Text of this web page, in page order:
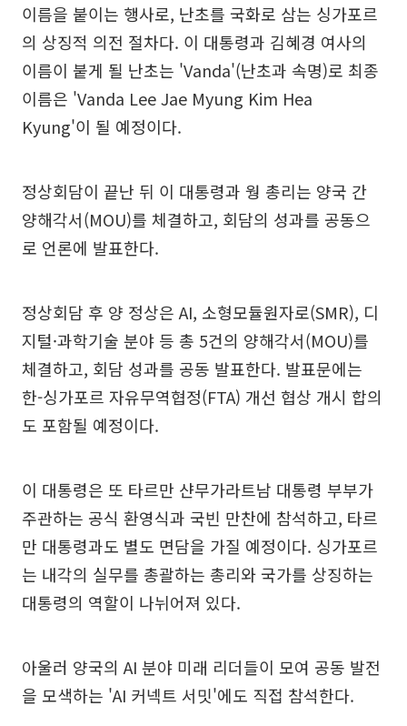
이름을 붙이는 행사로, 난초를 국화로 삼는 싱가포르
의 상징적 의전 절차다. 이 대통령과 김혜경 여사의
이름이 붙게 될 난초는 'Vanda'(난초과 속명)로 최종
이름은 'Vanda Lee Jae Myung Kim Hea
Kyung'이 될 예정이다.
정상회담이 끝난 뒤 이 대통령과 웡 총리는 양국 간
양해각서(MOU)를 체결하고, 회담의 성과를 공동으
로 언론에 발표한다.
정상회담 후 양 정상은 AI, 소형모듈원자로(SMR), 디
지털·과학기술 분야 등 총 5건의 양해각서(MOU)를
체결하고, 회담 성과를 공동 발표한다. 발표문에는
한-싱가포르 자유무역협정(FTA) 개선 협상 개시 합의
도 포함될 예정이다.
이 대통령은 또 타르만 샨무가라트남 대통령 부부가
주관하는 공식 환영식과 국빈 만찬에 참석하고, 타르
만 대통령과도 별도 면담을 가질 예정이다. 싱가포르
는 내각의 실무를 총괄하는 총리와 국가를 상징하는
대통령의 역할이 나뉘어져 있다.
아울러 양국의 AI 분야 미래 리더들이 모여 공동 발전
을 모색하는 'AI 커넥트 서밋'에도 직접 참석한다.